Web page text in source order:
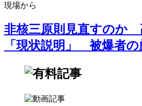
現場から
非核三原則見直すのか
「現状説明」 被爆者